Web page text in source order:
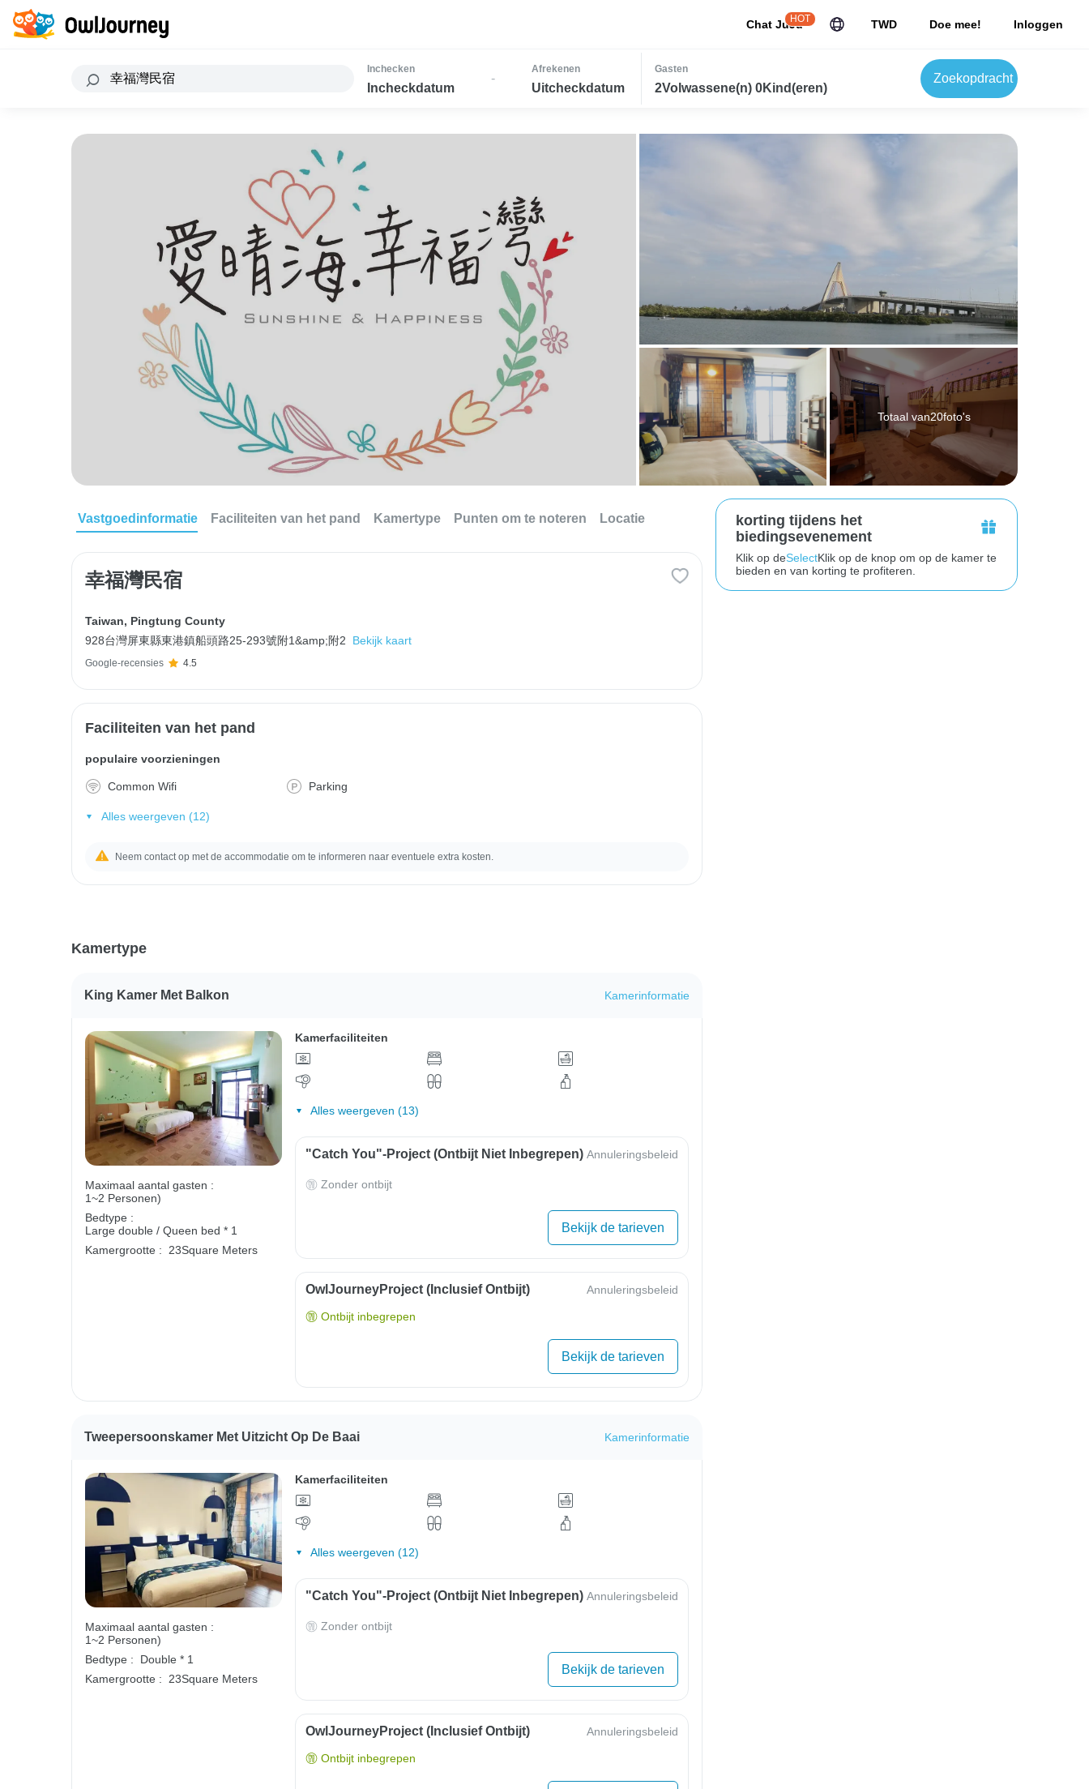
Chat JuJu
HOT TWD Doe mee! Inloggen
Inchecken
Incheckdatum
-
Afrekenen
Uitcheckdatum
Gasten
2Volwassene(n) 0Kind(eren)
Zoekopdracht
Totaal van20foto's
Vastgoedinformatie Faciliteiten van het pand Kamertype Punten om te noteren Locatie
幸福灣民宿
Taiwan, Pingtung County
928台灣屏東縣東港鎮船頭路25-293號附1&amp;附2
Bekijk kaart
Google-recensies 4.5
Faciliteiten van het pand
populaire voorzieningen
Common Wifi Parking
Alles weergeven (12)
Neem contact op met de accommodatie om te informeren naar eventuele extra kosten.
Kamertype
King Kamer Met Balkon Kamerinformatie
Maximaal aantal gasten :
1~2 Personen)
Bedtype :
Large double / Queen bed * 1
Kamergrootte :
23Square Meters
Kamerfaciliteiten
Alles weergeven (13)
"Catch You"-Project (ontbijt Niet Inbegrepen) Annuleringsbeleid
Zonder ontbijt
Bekijk de tarieven
OwlJourneyProject (inclusief Ontbijt) Annuleringsbeleid
Ontbijt inbegrepen
Bekijk de tarieven
Tweepersoonskamer Met Uitzicht Op De Baai Kamerinformatie
Maximaal aantal gasten :
1~2 Personen)
Bedtype :
Double * 1
Kamergrootte : 23Square Meters
Kamerfaciliteiten
Alles weergeven (12)
"Catch You"-Project (ontbijt Niet Inbegrepen) Annuleringsbeleid
Zonder ontbijt
Bekijk de tarieven
OwlJourneyProject (inclusief Ontbijt) Annuleringsbeleid
Ontbijt inbegrepen
korting tijdens het
biedingsevenement
Klik op deSelectKlik op de knop om op de kamer te
bieden en van korting te profiteren.